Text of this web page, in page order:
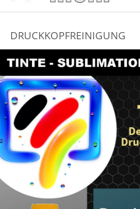
DRUCKKOPFREINIGUNG